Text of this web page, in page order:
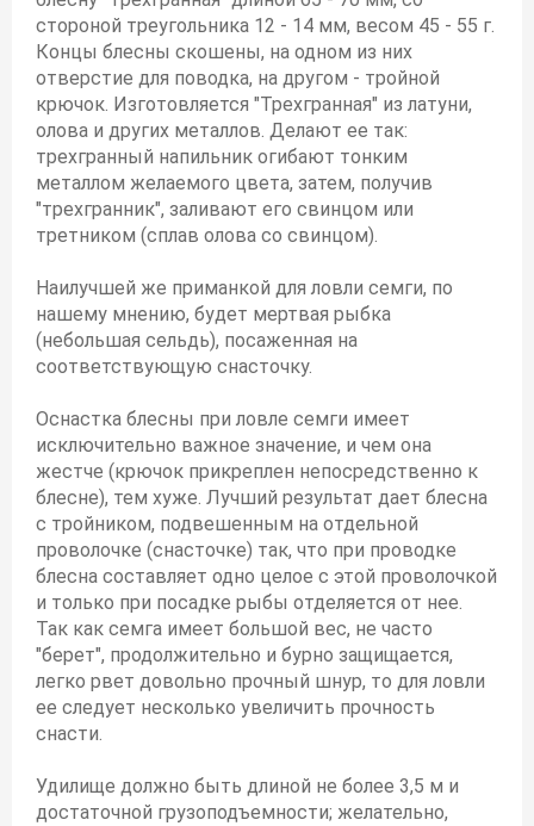
стороной треугольника 12 - 14 мм, весом 45 - 55 г.
Концы блесны скошены, на одном из них
отверстие для поводка, на другом - тройной
крючок. Изготовляется "Трехгранная" из латуни,
олова и других металлов. Делают ее так:
трехгранный напильник огибают тонким
металлом желаемого цвета, затем, получив
"трехгранник", заливают его свинцом или
третником (сплав олова со свинцом).
Наилучшей же приманкой для ловли семги, по
нашему мнению, будет мертвая рыбка
(небольшая сельдь), посаженная на
соответствующую снасточку.
Оснастка блесны при ловле семги имеет
исключительно важное значение, и чем она
жестче (крючок прикреплен непосредственно к
блесне), тем хуже. Лучший результат дает блесна
с тройником, подвешенным на отдельной
проволочке (снасточке) так, что при проводке
блесна составляет одно целое с этой проволочкой
и только при посадке рыбы отделяется от нее.
Так как семга имеет большой вес, не часто
"берет", продолжительно и бурно защищается,
легко рвет довольно прочный шнур, то для ловли
ее следует несколько увеличить прочность
снасти.
Удилище должно быть длиной не более 3,5 м и
достаточной грузоподъемности; желательно,